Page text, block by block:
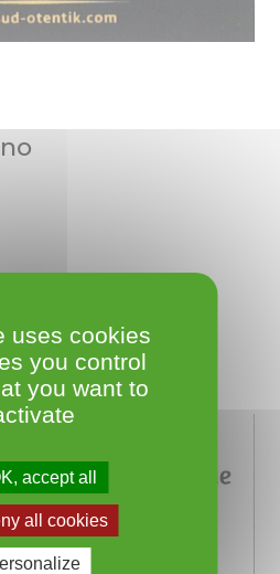
uses cookies
you control
you want to
accept all
all cookies